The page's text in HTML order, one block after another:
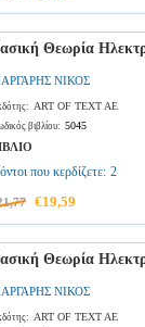
Θεωρία
ΝΙΚΟΣ
ART OF TEXT AE
βιβλίου: 5045
που κερδίζετε: 2
€19,59
Θεωρία
ΝΙΚΟΣ
ART OF TEXT AE